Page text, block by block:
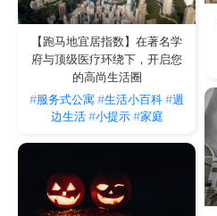
【跑马地宜居指数】在著名学
府与顶级医疗环绕下，开启您
的高尚生活圈
#服务式公寓#生活小百科#週
边生活 #小提示 #家庭